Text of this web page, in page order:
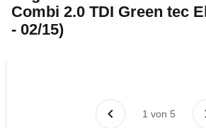
Technische Daten
Combi 2.0 TDI Green tec
- 02/15)
1 von 5